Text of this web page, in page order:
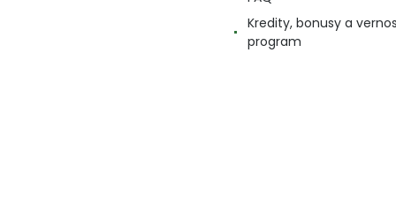
Kredity, bonusy a
program